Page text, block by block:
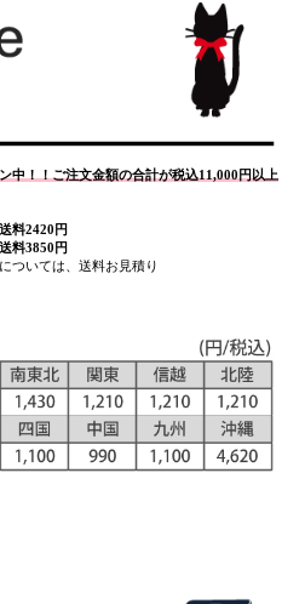
中！！ご注文金額の合計が税込11,000円以上
送料2420円
送料3850円
ついては、送料お見積り